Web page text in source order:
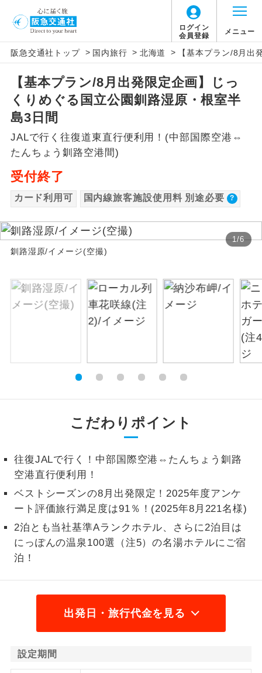
ログイン
会員登録
メニュー
阪急交通社トップ > 国内旅行 > 北海道 > 【基本プラン/8月出
【基本プラン/8月出発限定企画】じっ
くりめぐる国立公園釧路湿原・根室半
島3日間
JALで行く往復道東直行便利用！(中部国際空港⇔
たんちょう釧路空港間)
受付終了
カード利用可 国内線旅客施設使用料 別途必要
1/6
釧路湿原/イメージ(空撮)
こだわりポイント
往復JALで行く！中部国際空港⇔たんちょう釧路
空港直行便利用！
ベストシーズンの8月出発限定！2025年度アンケ
ート評価旅行満足度は91％！(2025年8月221名様)
2泊とも当社基準Aランクホテル、さらに2泊目は
にっぽんの温泉100選（注5）の名湯ホテルにご宿
泊！
出発日・旅行代金を見る
設定期間
【国内旅客施設使用料について】
旅行代金に国内旅客施設使用料は含まれてお
りません。別途お支払いが必要となります。
中部国際空港往復：大人880円、子供880円、
幼児880円
アイコン 説明
添乗員同行
往路出発空港（駅）から復路到着空港
（駅）まで同行します。
現地添乗員同
行
現地到着空港（駅）から最終日出発空港
（駅）まで添乗員が同行します。
バスガイド乗
務
世界遺産
ユネスコに登録されている文化遺産や自
然遺産を訪ねるコースです。
絶景 絶景スポットに立ち寄るコースです。
温泉地にも宿泊するコースです。
全食事付き
全てのお食事が付いていますので、お食
事の心配はいりません。（機内食を除
お部屋食
お部屋にてゆっくりとお召し上がりいた
トラベルイヤ
ホン
周りの音を気にせず、ガイドさんの説明
をじっくり聞くことができます。
1名様催行
1名様から出発可能な個人型プランで
2名様から出発可能な個人型プランで
す。
おひとり様参
加限定
おひとり様限定でご参加いただけるコー
スです。
1名様1室同代
金